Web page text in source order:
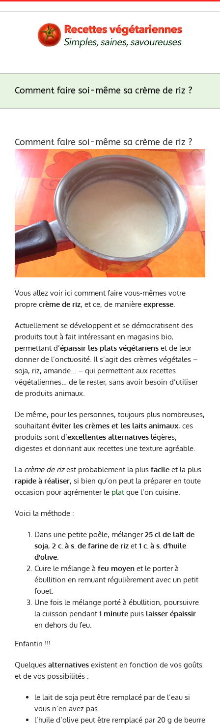
Comment faire soi-même sa crème de riz ?
Comment faire soi-même sa crème de riz ?
Vous allez voir ici comment faire vous-mêmes votre
propre crème de riz, et ce, de manière expresse.
Actuellement se développent et se démocratisent des
produits tout à fait intéressant en magasins bio,
permettant d’épaissir les plats végétariens et de leur
donner de l’onctuosité. Il s’agit des crèmes végétales –
soja, riz, amande… – qui permettent aux recettes
végétaliennes… de le rester, sans avoir besoin d’utiliser
de produits animaux.
De même, pour les personnes, toujours plus nombreuses,
souhaitant éviter les crèmes et les laits animaux, ces
produits sont d’excellentes alternatives légères,
digestes et donnant aux recettes une texture agréable.
La crème de rizest probablement la plus facile et la plus
rapide à réaliser, si bien qu’on peut la préparer en toute
occasion pour agrémenter le plat que l’on cuisine.
Voici la méthode :
Dans une petite poêle, mélanger25 cl de lait de
soja, 2 c. à s. de farine de riz et 1 c. à s. d’huile
d’olive.
Cuire le mélange à feu moyen et le porter à
ébullition en remuant régulièrement avec un petit
fouet.
Une fois le mélange porté à ébullition, poursuivre
la cuisson pendant 1 minute puis laisser épaissir
en dehors du feu.
Enfantin !!!
Quelques alternatives existent en fonction de vos goûts
et de vos possibilités :
le lait de soja peut être remplacé par de l’eau si
vous n’en avez pas.
l’huile d’olive peut être remplacé par 20 g de beurre